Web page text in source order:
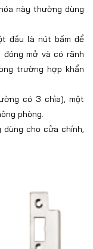
này thường dùng
đầu là nút bấm để
mở và có rãnh
trường hợp khẩn
có 3 chìa), một
phòng.
cho cửa chính,